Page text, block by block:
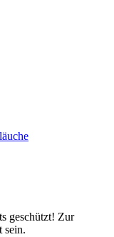
geschützt! Zur
sein.